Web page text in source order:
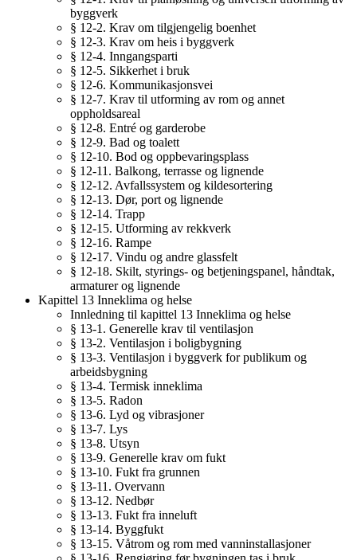
byggverk
§ 12-2. Krav om tilgjengelig boenhet
§ 12-3. Krav om heis i byggverk
§ 12-4. Inngangsparti
§ 12-5. Sikkerhet i bruk
§ 12-6. Kommunikasjonsvei
§ 12-7. Krav til utforming av rom og annet
oppholdsareal
§ 12-8. Entré og garderobe
§ 12-9. Bad og toalett
§ 12-10. Bod og oppbevaringsplass
§ 12-11. Balkong, terrasse og lignende
§ 12-12. Avfallssystem og kildesortering
§ 12-13. Dør, port og lignende
§ 12-14. Trapp
§ 12-15. Utforming av rekkverk
§ 12-16. Rampe
§ 12-17. Vindu og andre glassfelt
§ 12-18. Skilt, styrings- og betjeningspanel, håndtak,
armaturer og lignende
Kapittel 13 Inneklima og helse
Innledning til kapittel 13 Inneklima og helse
§ 13-1. Generelle krav til ventilasjon
§ 13-2. Ventilasjon i boligbygning
§ 13-3. Ventilasjon i byggverk for publikum og
arbeidsbygning
§ 13-4. Termisk inneklima
§ 13-5. Radon
§ 13-6. Lyd og vibrasjoner
§ 13-7. Lys
§ 13-8. Utsyn
§ 13-9. Generelle krav om fukt
§ 13-10. Fukt fra grunnen
§ 13-11. Overvann
§ 13-12. Nedbør
§ 13-13. Fukt fra inneluft
§ 13-14. Byggfukt
§ 13-15. Våtrom og rom med vanninstallasjoner